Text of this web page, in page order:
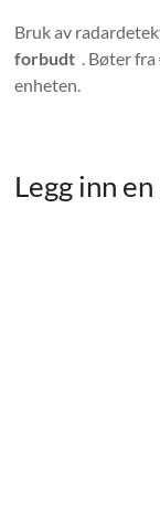
Bruk av
forbudt . Bøter
enheten.
Legg inn